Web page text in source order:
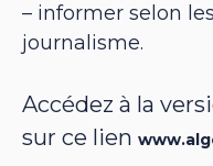
– informer selon
journalisme.
Accédez à la
sur ce lien